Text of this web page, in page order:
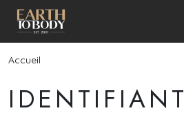
Aller au contenu principal
Fil d'Ariane
Accueil
IDENTIFIANT